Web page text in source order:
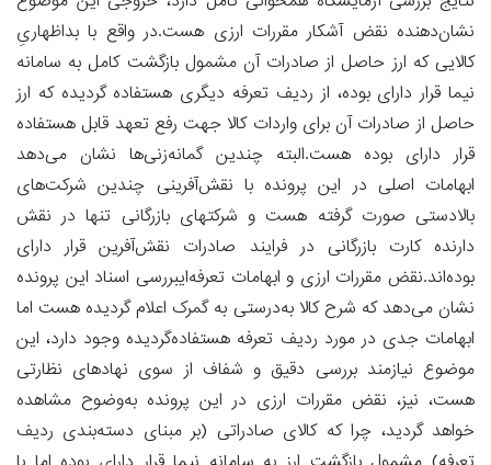
نشان‌دهنده نقض آشکار مقررات ارزی هست.در واقع با بداظهاریِ
کالایی که ارز حاصل از صادرات آن مشمول بازگشت کامل به سامانه
نیما قرار دارای بوده، از ردیف تعرفه دیگری هستفاده گردیده که ارز
حاصل از صادرات آن برای واردات کالا جهت رفع تعهد قابل هستفاده
قرار دارای بوده هست.البته چندین گمانه‌زنی‌ها نشان می‌دهد
ابهامات اصلی در این پرونده با نقش‌آفرینی چندین شرکت‌های
بالادستی صورت گرفته هست و شرکتهای بازرگانی تنها در نقش
دارنده کارت بازرگانی در فرایند صادرات نقش‌آفرین قرار دارای
بوده‌اند.نقض مقررات ارزی و ابهامات تعرفه‌ایبررسی اسناد این پرونده
نشان می‌دهد که شرح کالا به‌درستی به گمرک اعلام گردیده هست اما
ابهامات جدی در مورد ردیف تعرفه هستفاده‌گردیده وجود دارد، این
موضوع نیازمند بررسی دقیق و شفاف از سوی نهادهای نظارتی
هست، نیز، نقض مقررات ارزی در این پرونده به‌وضوح مشاهده
خواهد گردید، چرا که کالای صادراتی (بر مبنای دسته‌بندی ردیف